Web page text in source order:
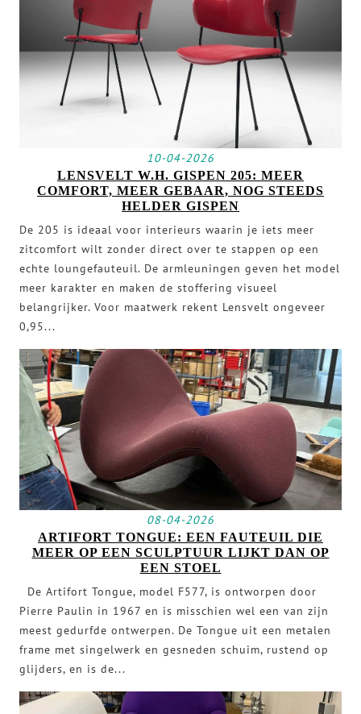
10-04-2026
LENSVELT W.H. GISPEN 205: MEER
COMFORT, MEER GEBAAR, NOG STEEDS
HELDER GISPEN
De 205 is ideaal voor interieurs waarin je iets meer
zitcomfort wilt zonder direct over te stappen op een
echte loungefauteuil. De armleuningen geven het model
meer karakter en maken de stoffering visueel
belangrijker. Voor maatwerk rekent Lensvelt ongeveer
0,95...
08-04-2026
ARTIFORT TONGUE: EEN FAUTEUIL DIE
MEER OP EEN SCULPTUUR LIJKT DAN OP
EEN STOEL
De Artifort Tongue, model F577, is ontworpen door
Pierre Paulin in 1967 en is misschien wel een van zijn
meest gedurfde ontwerpen. De Tongue uit een metalen
frame met singelwerk en gesneden schuim, rustend op
glijders, en is de...